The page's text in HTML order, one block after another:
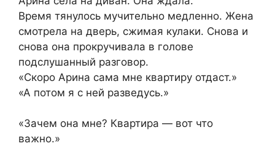
Время тянулось мучительно медленно. Жена
смотрела на дверь, сжимая кулаки. Снова и
снова она прокручивала в голове
подслушанный разговор.
«Скоро Арина сама мне квартиру отдаст.»
«А потом я с ней разведусь.»
«Зачем она мне? Квартира — вот что
важно.»